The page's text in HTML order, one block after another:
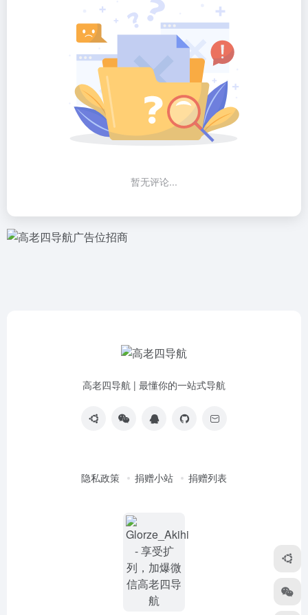
暂无评论...
高老四导航 | 最懂你的一站式导航
隐私政策 捐赠小站 捐赠列表